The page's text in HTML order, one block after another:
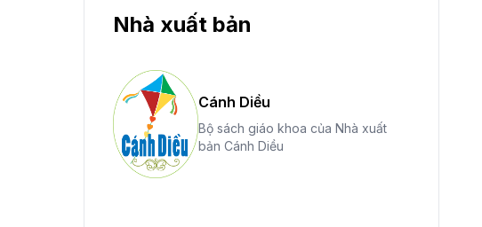
Nhà xuất bản
Cánh Diều
Bộ sách giáo khoa của Nhà xuất
bản Cánh Diều